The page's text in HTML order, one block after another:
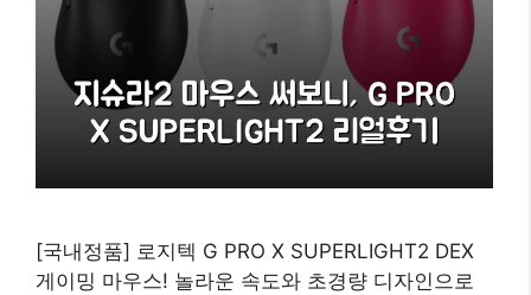
[국내정품] 로지텍 G PRO X SUPERLIGHT2 DEX
게이밍 마우스! 놀라운 속도와 초경량 디자인으로